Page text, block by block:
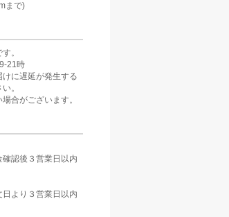
まで)
。
21時
に遅延が発生する
。
合がございます。
認後３営業日以内
より３営業日以内